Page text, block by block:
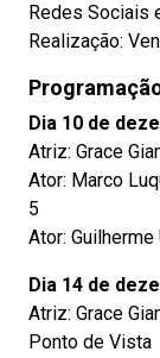
Redes Sociais
Realização:
Dia 10 de
Atriz: Grace
Ator: Marco
5
Ator:
Dia 14 de
Atriz: Grace
Ponto de Vista